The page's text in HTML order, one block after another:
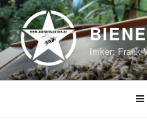
Zum
Inhalt
springen
Imker: Frank